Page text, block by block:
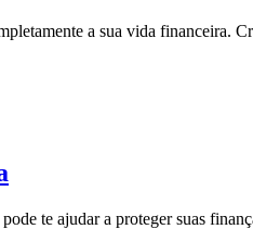
a sua vida financeira.
te ajudar a proteger suas